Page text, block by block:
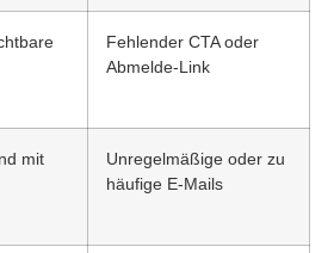
Fehlender CTA oder
Abmelde-Link
mit
Unregelmäßige oder zu
häufige E-Mails